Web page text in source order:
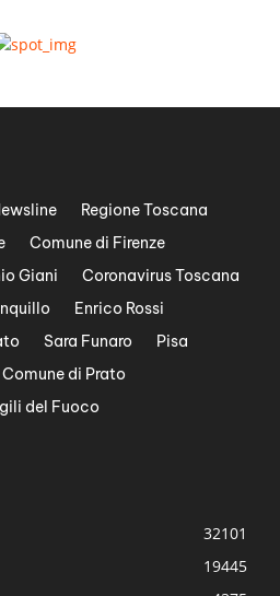
Regione Toscana
Comune di Firenze
Giani
Coronavirus Toscana
Enrico Rossi
Sara Funaro
Pisa
Comune di Prato
del Fuoco
32101
19445